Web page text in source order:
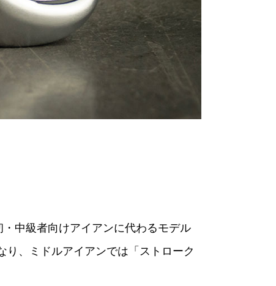
中級者向けアイアンに代わるモデル
、ミドルアイアンでは「ストローク